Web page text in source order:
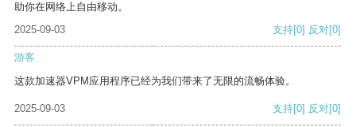
助你在网络上自由移动。
2025-09-03
支持[0] 反对[0]
游客
这款加速器VPM应用程序已经为我们带来了无限的流畅体验。
2025-09-03 支持[0] 反对[0]